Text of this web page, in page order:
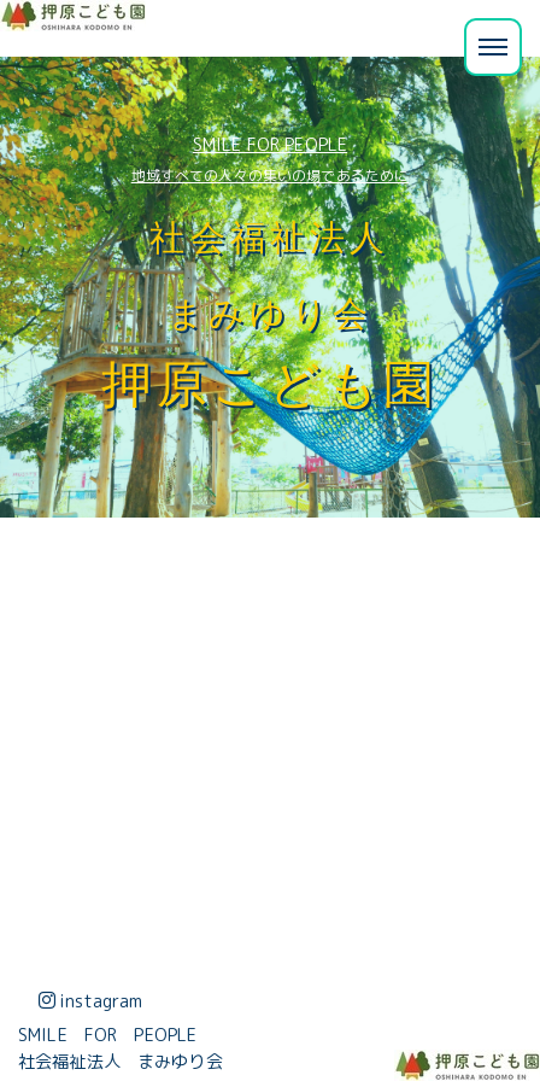
SMILE FOR PEOPLE
地域すべての人々の集いの場であるために
社会福祉法人
まみゆり会
押原こども園
instagram
SMILE FOR PEOPLE
社会福祉法人 まみゆり会